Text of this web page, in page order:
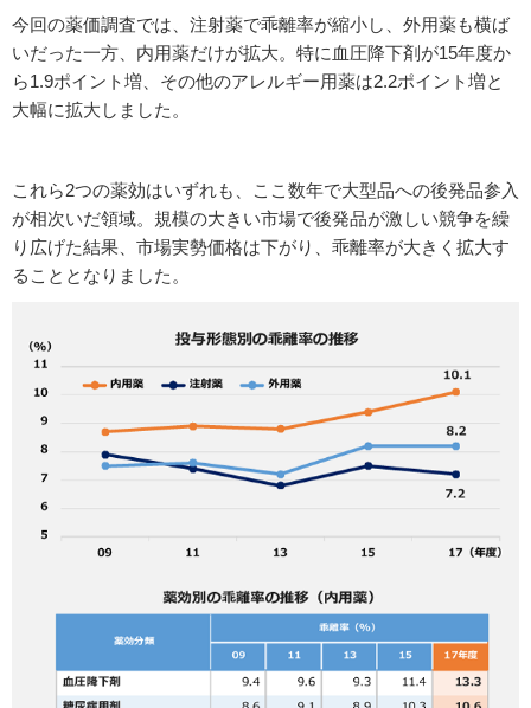
今回の薬価調査では、注射薬で乖離率が縮小し、外用薬も横ば
いだった一方、内用薬だけが拡大。特に血圧降下剤が15年度か
ら1.9ポイント増、その他のアレルギー用薬は2.2ポイント増と
大幅に拡大しました。
これら2つの薬効はいずれも、ここ数年で大型品への後発品参入
が相次いだ領域。規模の大きい市場で後発品が激しい競争を繰
り広げた結果、市場実勢価格は下がり、乖離率が大きく拡大す
ることとなりました。